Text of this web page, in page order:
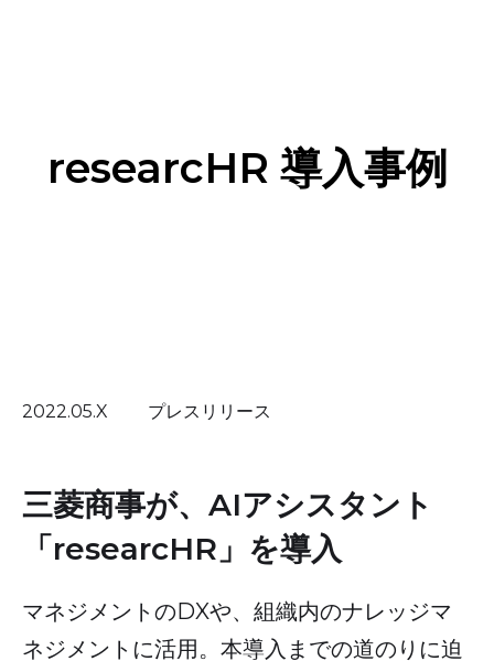
researcHR 導入事例
2022.05.X プレスリリース
三菱商事が、AIアシスタント
「researcHR」を導入
マネジメントのDXや、組織内のナレッジマ
ネジメントに活用。本導入までの道のりに迫